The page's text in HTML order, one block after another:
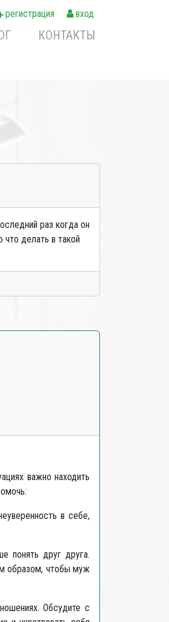
регистрация вход
КОНТАКТЫ
раз когда он
делать в такой
важно находить
в себе,
понять друг друга.
образом, чтобы муж
Обсудите с